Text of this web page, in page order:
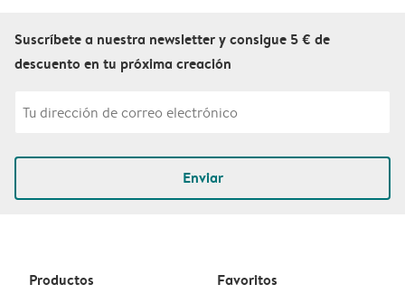
Suscríbete a nuestra newsletter y consigue 5 € de
descuento en tu próxima creación
Enviar
Productos Favoritos